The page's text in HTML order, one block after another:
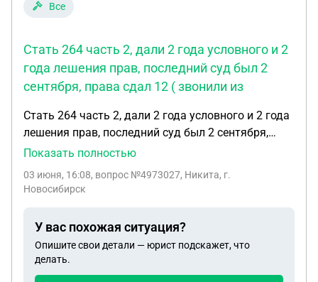
Все
Стать 264 часть 2, дали 2 года условного и 2
года лешения прав, последний суд был 2
сентября, права сдал 12 ( звонили из
Стать 264 часть 2, дали 2 года условного и 2 года
лешения прав, последний суд был 2 сентября,
права сдал 12 ( звонили из гибдд). Вопрос такой
после суда, либо когда пройдет условный срок?
момента суда прошлел год.
Показать полностью
03 июня, 16:08, вопрос №4973027, Никита, г.
Новосибирск
У вас похожая ситуация?
Опишите свои детали — юрист подскажет, что
делать.